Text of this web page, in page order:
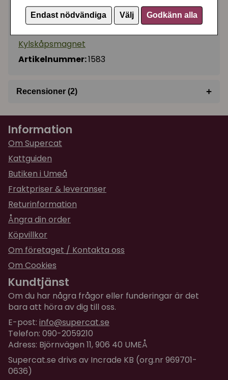
Endast nödvändiga Välj Godkänn alla
Kategorier:
Kattprylar till människor - presenter
Kylskåpsmagnet
Artikelnummer:1583
Recensioner (2) +
Eva Birgitta
för 6 månader sedan
★★★★★
Sofia
för 1 år sedan
Information
Om Supercat
Kattguiden
Butiken i Umeå
Fraktpriser & leveranser
Returinformation
Ångra din order
Köpvillkor
Om företaget / Kontakta oss
Om Cookies
Kundtjänst
Om du har några frågor eller funderingar är det
bara att höra av dig till oss.
E-post: info@supercat.se
Telefon: 090-2059210
Adress: Björnvägen 11, 906 40 UMEÅ
Supercat.se drivs av Incrade KB (org.nr 969701-
0636)